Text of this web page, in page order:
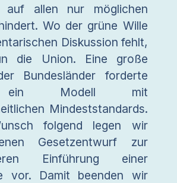
auf allen nur möglichen
Wo der grüne Wille
Diskussion fehlt,
die Union. Eine große
Bundesländer forderte
ein Modell mit
Mindeststandards.
folgend legen wir
Gesetzentwurf zur
Einführung einer
vor. Damit beenden wir